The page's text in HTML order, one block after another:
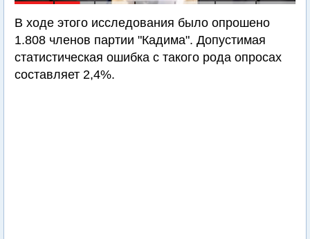
В ходе этого исследования было опрошено
1.808 членов партии "Кадима". Допустимая
статистическая ошибка с такого рода опросах
составляет 2,4%.